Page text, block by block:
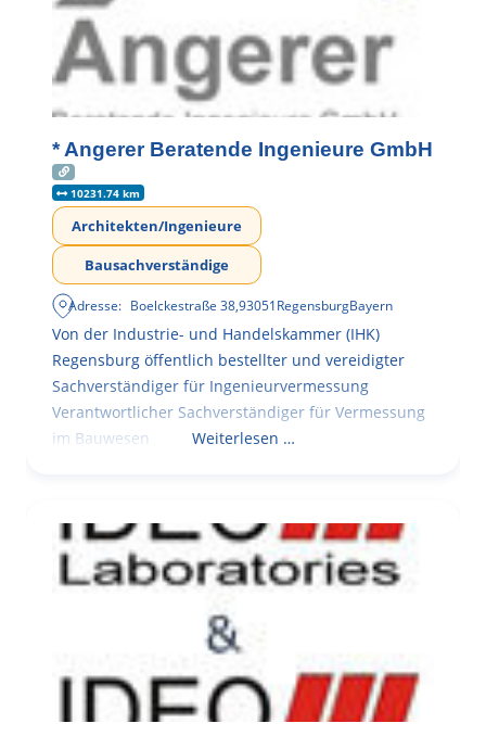
* Angerer Beratende Ingenieure GmbH
10231.74 km
Architekten/Ingenieure
Bausachverständige
Adresse: Boelckestraße 38,93051RegensburgBayern
Von der Industrie- und Handelskammer (IHK)
Regensburg öffentlich bestellter und vereidigter
Sachverständiger für Ingenieurvermessung
Verantwortlicher Sachverständiger für Vermessung
im Bauwesen
Weiterlesen …